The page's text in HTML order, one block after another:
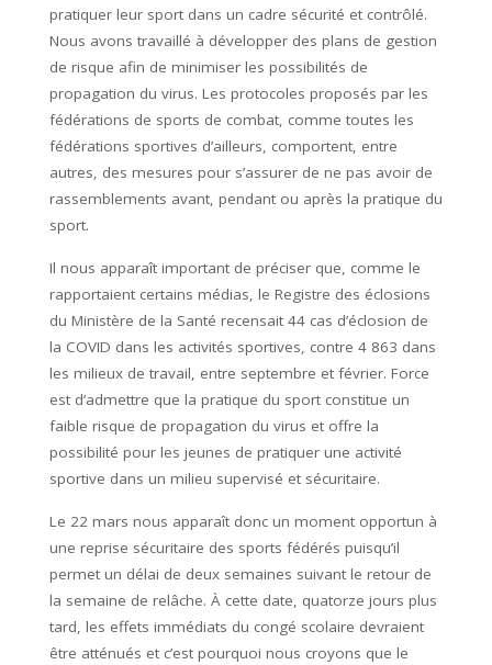
pratiquer leur sport dans un cadre sécurité et contrôlé.
Nous avons travaillé à développer des plans de gestion
de risque afin de minimiser les possibilités de
propagation du virus. Les protocoles proposés par les
fédérations de sports de combat, comme toutes les
fédérations sportives d’ailleurs, comportent, entre
autres, des mesures pour s’assurer de ne pas avoir de
rassemblements avant, pendant ou après la pratique du
sport.
Il nous apparaît important de préciser que, comme le
rapportaient certains médias, le Registre des éclosions
du Ministère de la Santé recensait 44 cas d’éclosion de
la COVID dans les activités sportives, contre 4 863 dans
les milieux de travail, entre septembre et février. Force
est d’admettre que la pratique du sport constitue un
faible risque de propagation du virus et offre la
possibilité pour les jeunes de pratiquer une activité
sportive dans un milieu supervisé et sécuritaire.
Le 22 mars nous apparaît donc un moment opportun à
une reprise sécuritaire des sports fédérés puisqu’il
permet un délai de deux semaines suivant le retour de
la semaine de relâche. À cette date, quatorze jours plus
tard, les effets immédiats du congé scolaire devraient
être atténués et c’est pourquoi nous croyons que le